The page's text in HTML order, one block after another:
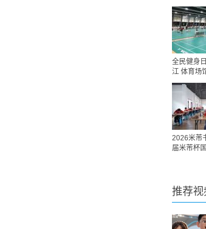
全民健身
江 体育场
2026米芾
届米芾杯
推荐视